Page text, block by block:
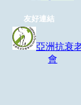
友好連結
亞洲抗衰
會